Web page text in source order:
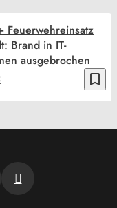
bookmark_border
Feuerwehreinsatz
Brand in IT-
ausgebrochen